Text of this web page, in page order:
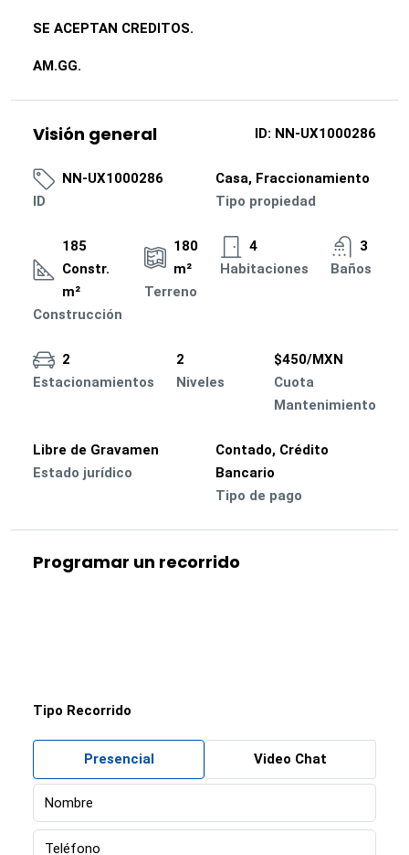
SE ACEPTAN CREDITOS.
AM.GG.
Visión general ID: NN-UX1000286
NN-UX1000286
ID
Casa, Fraccionamiento
Tipo propiedad
185
Constr.
m²
Construcción
180
m²
Terreno
4
Habitaciones
3
Baños
2
Estacionamientos
2
Niveles
$450/MXN
Cuota
Mantenimiento
Libre de Gravamen
Estado jurídico
Contado, Crédito
Bancario
Tipo de pago
Programar un recorrido
Tipo Recorrido
Presencial Video Chat